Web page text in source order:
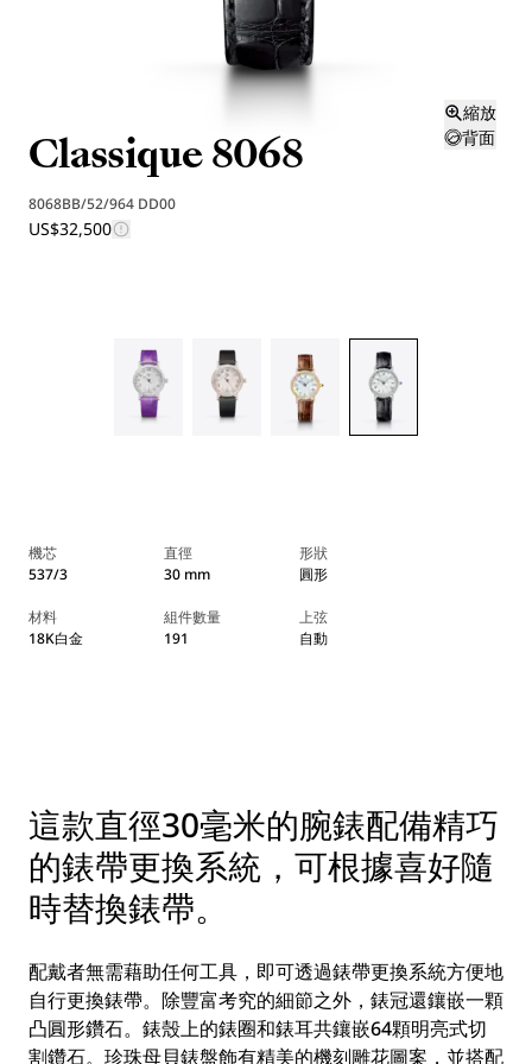
縮放
背面
Classique 8068
8068BB/52/964 DD00
US$32,500
機芯
537/3
直徑
30 mm
形狀
圓形
材料
18K白金
組件數量
191
上弦
自動
這款直徑30毫米的腕錶配備精巧
的錶帶更換系統，可根據喜好隨
時替換錶帶。
配戴者無需藉助任何工具，即可透過錶帶更換系統方便地
自行更換錶帶。除豐富考究的細節之外，錶冠還鑲嵌一顆
凸圓形鑽石。錶殼上的錶圈和錶耳共鑲嵌64顆明亮式切
割鑽石。珍珠母貝錶盤飾有精美的機刻雕花圖案，並搭配